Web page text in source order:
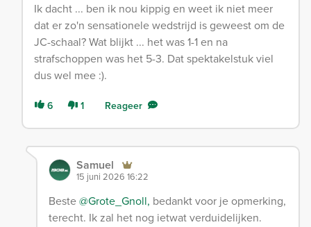
Ik dacht ... ben ik nou kippig en weet ik niet meer
dat er zo'n sensationele wedstrijd is geweest om de
JC-schaal? Wat blijkt ... het was 1-1 en na
strafschoppen was het 5-3. Dat spektakelstuk viel
dus wel mee :).
6 1 Reageer
Samuel
15 juni 2026 16:22
Beste@Grote_Gnoll, bedankt voor je opmerking,
terecht. Ik zal het nog ietwat verduidelijken.